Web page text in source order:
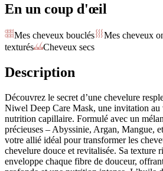
En un coup d'œil
Mes cheveux bouclés Mes cheveux
texturés
Cheveux secs
Description
Découvrez le secret d’une chevelure
Niwel Deep Care Mask, une invitation
nutrition capillaire. Formulé avec un
précieuses – Abyssinie, Argan, Mangue,
votre allié idéal pour transformer les
chevelure douce et revitalisée. Sa texture
enveloppe chaque fibre de douceur,